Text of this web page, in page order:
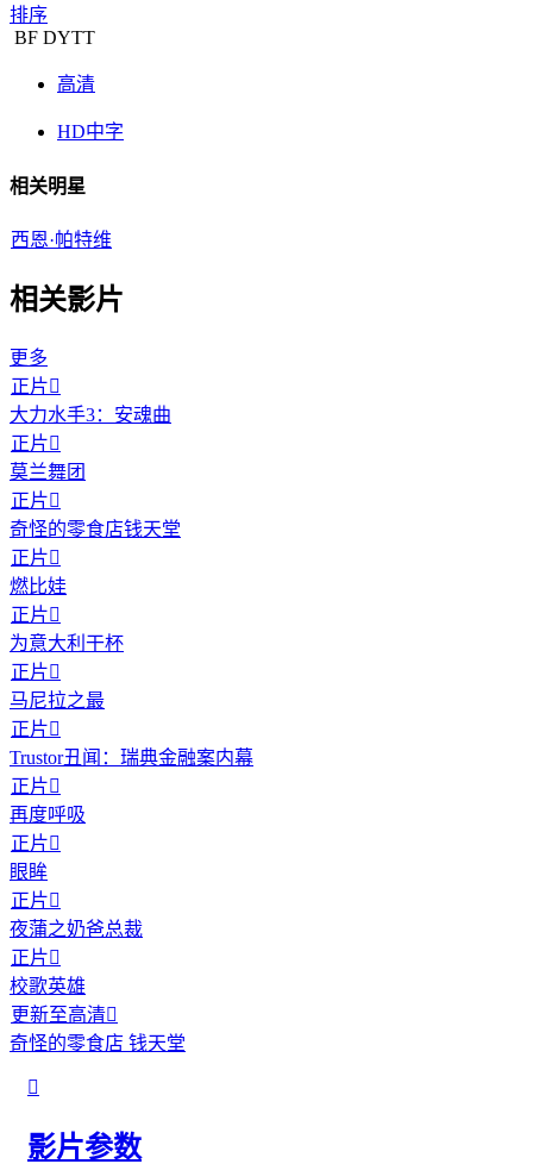
排序
BF DYTT
高清
HD中字
相关明星
西恩·帕特维
相关影片
更多
正片
大力水手3：安魂曲
正片
莫兰舞团
正片
奇怪的零食店钱天堂
正片
燃比娃
正片
为意大利干杯
正片
马尼拉之最
正片
Trustor丑闻：瑞典金融案内幕
正片
再度呼吸
正片
眼眸
正片
夜蒲之奶爸总裁
正片
校歌英雄
更新至高清
奇怪的零食店 钱天堂

影片参数